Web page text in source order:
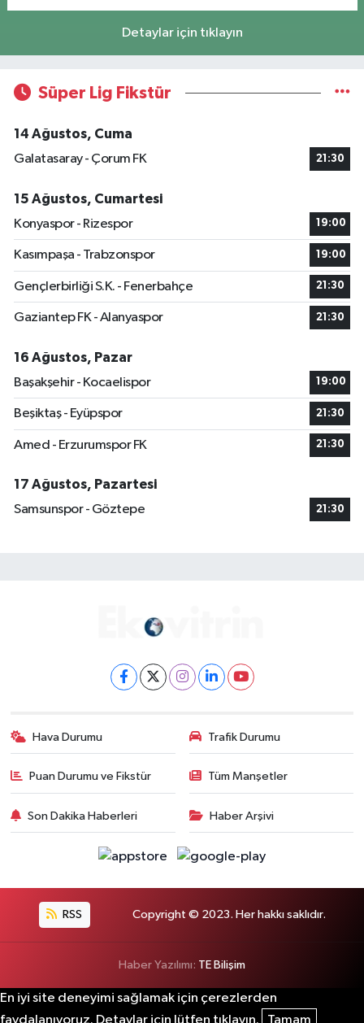
Detaylar için tıklayın
Süper Lig Fikstür
14 Ağustos, Cuma
Galatasaray - Çorum FK
21:30
15 Ağustos, Cumartesi
Konyaspor - Rizespor
19:00
Kasımpaşa - Trabzonspor 19:00
Gençlerbirliği S.K. - Fenerbahçe 21:30
Gaziantep FK - Alanyaspor 21:30
16 Ağustos, Pazar
Başakşehir - Kocaelispor
19:00
Beşiktaş - Eyüpspor 21:30
Amed - Erzurumspor FK 21:30
17 Ağustos, Pazartesi
Samsunspor - Göztepe
21:30
Hava Durumu Trafik Durumu
Puan Durumu ve Fikstür Tüm Manşetler
Son Dakika Haberleri Haber Arşivi
RSS Copyright © 2023. Her hakkı saklıdır.
Haber Yazılımı: TE Bilişim
En iyi site deneyimi sağlamak için çerezlerden
faydalanıyoruz. Detaylar için lütfen tıklayın.
Tamam